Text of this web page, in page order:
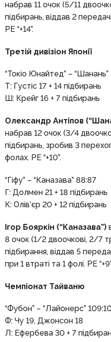
набрав 11 очок (5/11
підбирань, віддав 2
РЕ “+14”.
Третій дивізіон Японії
“Токіо Юнайтед” – “Шанань”
Т: Густіс 17 + 14 підбирань
Ш: Крейг 16 + 7 підбирань
Олександр Антіпов
набрав 12 очок (3/4
підбирань, зробив 3
фолах. РЕ “+10”.
“Гіфу” – “Каназава” 88:87
Г: Долмен 21 + 18 підбирань
К: Олів’єр 20 + 12 підбирань
Ігор Бояркін (“Каназава”)
8 очок (1/2 двоочкові, 2/7
підбирання, віддав 5
при 1 втраті та 1 фолі. РЕ
Чемпіонат Тайваню
“Фубон” – “Лайонерс”
Ф: Чу 19, Джонсон 18
Л: Ефербева 30 + 7